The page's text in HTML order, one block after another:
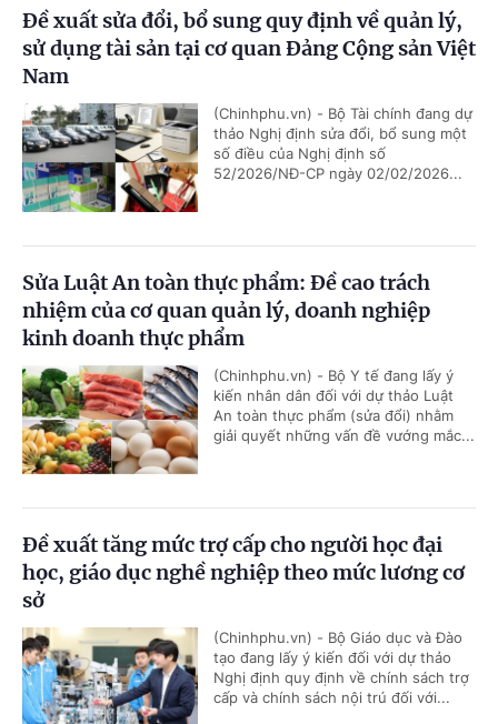
Đề xuất sửa đổi, bổ sung quy định về quản lý,
sử dụng tài sản tại cơ quan Đảng Cộng sản Việt
Nam
(Chinhphu.vn) - Bộ Tài chính đang dự
thảo Nghị định sửa đổi, bổ sung một
số điều của Nghị định số
52/2026/NĐ-CP ngày 02/02/2026...
Sửa Luật An toàn thực phẩm: Đề cao trách
nhiệm của cơ quan quản lý, doanh nghiệp
kinh doanh thực phẩm
(Chinhphu.vn) - Bộ Y tế đang lấy ý
kiến nhân dân đối với dự thảo Luật
An toàn thực phẩm (sửa đổi) nhằm
giải quyết những vấn đề vướng mắc...
Đề xuất tăng mức trợ cấp cho người học đại
học, giáo dục nghề nghiệp theo mức lương cơ
sở
(Chinhphu.vn) - Bộ Giáo dục và Đào
tạo đang lấy ý kiến đối với dự thảo
Nghị định quy định về chính sách trợ
cấp và chính sách nội trú đối với...